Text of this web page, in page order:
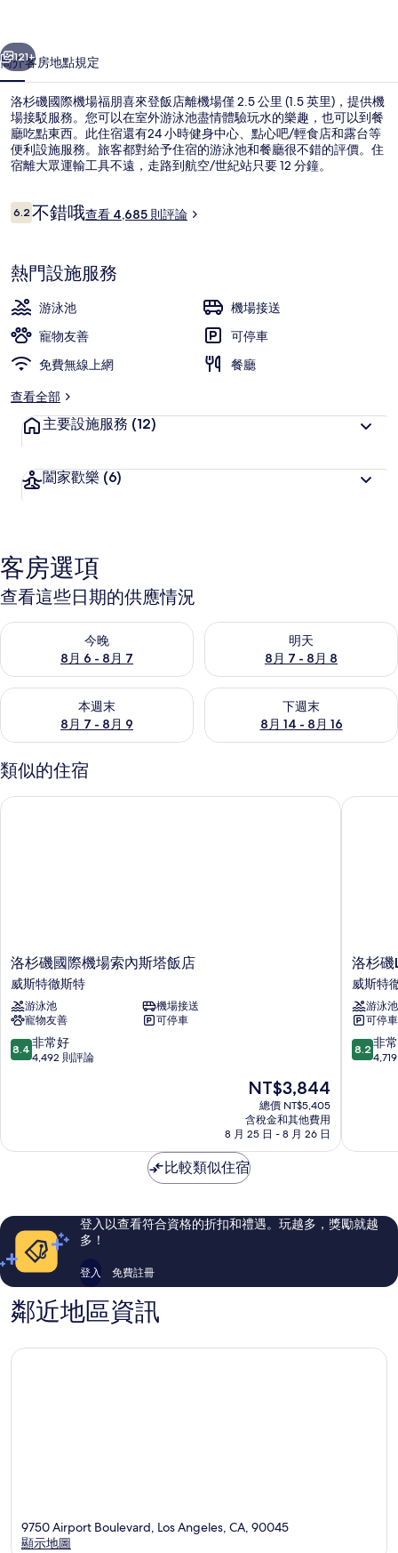
福
朋
喜
來
登
飯
店
相
片
集
個 下一個
121+
簡介客房地點規定
洛杉磯國際機場福朋喜來登飯店離機場僅 2.5 公里 (1.5 英里)，提供機
場接駁服務。您可以在室外游泳池盡情體驗玩水的樂趣，也可以到餐
廳吃點東西。此住宿還有24 小時健身中心、點心吧/輕食店和露台等
便利設施服務。旅客都對給予住宿的游泳池和餐廳很不錯的評價。住
宿離大眾運輸工具不遠，走路到航空/世紀站只要 12 分鐘。
評
論
6.26.2 分，滿分 10 分，
不錯哦查看 4,685 則評論
熱門設施服務
游泳池
機場接送
寵物友善
可停車
免費無線上網
餐廳
查看全部
主要設施服務 (12)
闔家歡樂 (6)
客房選項
查看這些日期的供應情況
今晚
8月 6 - 8月 7
查看今晚 (8月 6 - 8月 7) 的供應情況
明天
8月 7 - 8月 8
查看明天 (8月 7 - 8月 8) 的供
本週末
8月 7 - 8月 9
查看本週末 (8月 7 - 8月 9) 的供應情況
下週末
8月 14 - 8月 16
查看下週末 (8月 14 - 8月 16)
類似的住宿
洛
杉
磯
國
際
機
場
店
徹
斯
洛杉磯國際機場索內斯塔飯店
威斯特徹斯特
游泳池
機場接送
寵物友善
可停車
8.4
分，
常
評
論
8.4 非常好
4,492 則評論
現
價
格
為
NT$3,844
NT$3,844
總價 NT$5,405
含稅金和其他費用
8 月 25 日 - 8 月 26 日
洛杉磯國際機場索內斯塔飯店
洛
杉
磯
LAX
機
場
IHG
Inn
徹
斯
洛杉
威斯特
游泳池
可停車
8.2
分，
常
評
論
8.2 非
洛杉磯
比較類似住宿
登入以查看符合資格的折扣和禮遇。玩越多，獎勵就越
多！
登入 免費註冊
鄰近地區資訊
9750 Airport Boulevard, Los Angeles, CA, 90045
顯示地圖